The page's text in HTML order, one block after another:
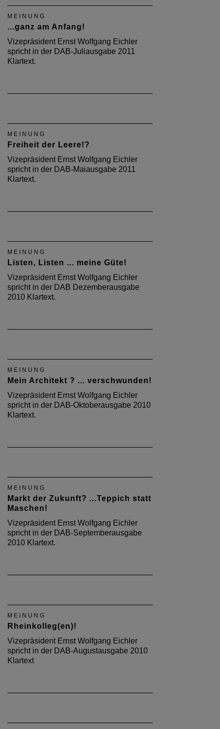
MEINUNG
...ganz am Anfang!
Vizepräsident Ernst Wolfgang Eichler
spricht in der DAB-Juliausgabe 2011
Klartext.
MEINUNG
Freiheit der Leere!?
Vizepräsident Ernst Wolfgang Eichler
spricht in der DAB-Maiausgabe 2011
Klartext.
MEINUNG
Listen, Listen ... meine Güte!
Vizepräsident Ernst Wolfgang Eichler
spricht in der DAB Dezemberausgabe
2010 Klartext.
MEINUNG
Mein Architekt ? ... verschwunden!
Vizepräsident Ernst Wolfgang Eichler
spricht in der DAB-Oktoberausgabe 2010
Klartext.
MEINUNG
Markt der Zukunft? ...Teppich statt
Maschen!
Vizepräsident Ernst Wolfgang Eichler
spricht in der DAB-Septemberausgabe
2010 Klartext.
MEINUNG
Rheinkolleg(en)!
Vizepräsident Ernst Wolfgang Eichler
spricht in der DAB-Augustausgabe 2010
Klartext